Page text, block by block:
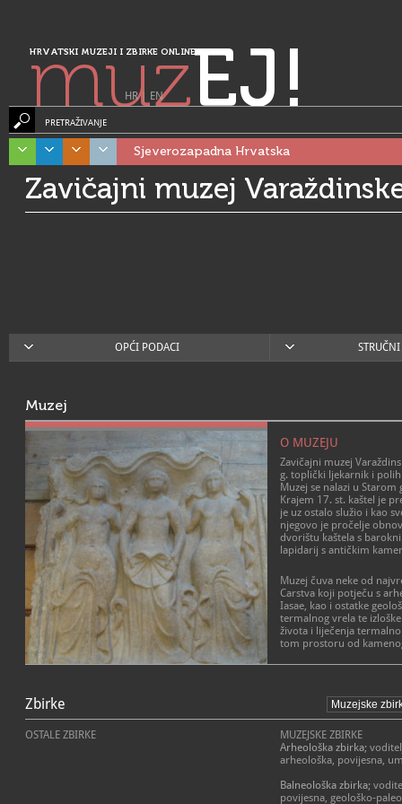
HRVATSKI MUZEJI I ZBIRKE ONLINE
muzEJ!
HR| EN
PRETRAŽIVANJE
Sjeverozapadna Hrvatska
Zavičajni muzej
OPĆI PODACI
Muzej
O MUZEJU
Zavičajni muzej
g. toplički ljekarnik i
Muzej se nalazi u
Krajem 17. st. kaštel je
je uz ostalo služio i kao
njegovo je pročelje
dvorištu kaštela s
lapidarij s antičkim
Muzej čuva neke od
Carstva koji potječu s
Iasae, kao i ostatke
termalnog vrela te
života i liječenja
tom prostoru od
poznato rimsko naselje
parku otkriven je
kupališta s bazenima i
trijemovima,
izvora, te kapitolija s
Zbirke
OSTALE ZBIRKE
MUZEJSKE ZBIRKE
Arheološka zbirka;
arheološka, povijesna,
Balneološka zbirka;
povijesna, geološko-